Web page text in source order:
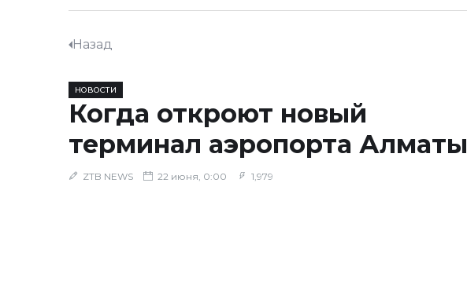
Назад
НОВОСТИ
Когда откроют новый
терминал аэропорта Алматы
ZTB NEWS 22 июня, 0:00 1,979